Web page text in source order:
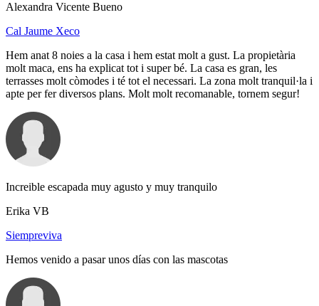
Alexandra Vicente Bueno
Cal Jaume Xeco
Hem anat 8 noies a la casa i hem estat molt a gust. La propietària
molt maca, ens ha explicat tot i super bé. La casa es gran, les
terrasses molt còmodes i té tot el necessari. La zona molt tranquil·la i
apte per fer diversos plans. Molt molt recomanable, tornem segur!
Increible escapada muy agusto y muy tranquilo
Erika VB
Siempreviva
Hemos venido a pasar unos días con las mascotas